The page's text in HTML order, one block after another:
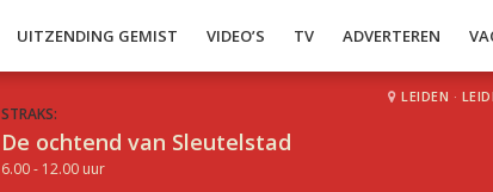
UITZENDING GEMIST VIDEO’S TV ADVERTEREN
STRAKS:
De ochtend van Sleutelstad
6.00 - 12.00 uur
LEIDEN ·